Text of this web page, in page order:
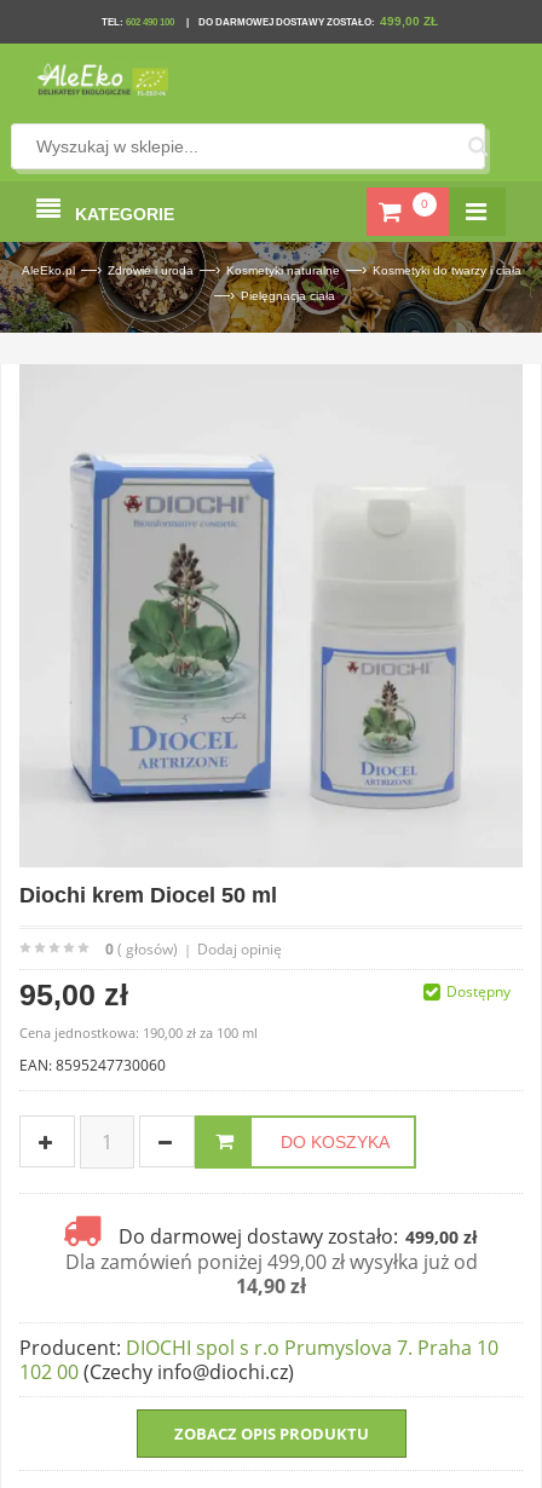
TEL: 602 490 100 DO DARMOWEJ DOSTAWY ZOSTAŁO: 499,00 ZŁ
0
KATEGORIE
AleEko.pl —› Zdrowie i uroda —› Kosmetyki naturalne —› Kosmetyki do twarzy i ciała
—› Pielęgnacja ciała
Diochi krem Diocel 50 ml
0( głosów) | Dodaj opinię
95,00 zł
Cena jednostkowa: 190,00 zł za 100 ml
EAN: 8595247730060
DO KOSZYKA
Do darmowej dostawy zostało: 499,00 zł
Dla zamówień poniżej 499,00 zł wysyłka już od
14,90 zł
Dostępny
Producent: DIOCHI spol s r.o Prumyslova 7. Praha 10
102 00(Czechy info@diochi.cz)
ZOBACZ OPIS PRODUKTU